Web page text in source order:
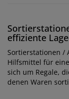
effiziente
Sortierstationen /
Hilfsmittel für
sich um Regale,
denen Waren